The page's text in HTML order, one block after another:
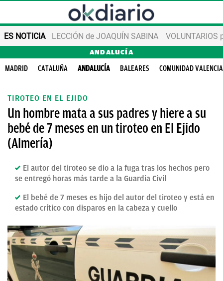
ES NOTICIA LECCIÓN de JOAQUÍN SABINA VOLUNTARIOS
ANDALUCÍA
MADRID CATALUÑA ANDALUCÍA BALEARES COMUNIDAD
TIROTEO EN EL EJIDO
Un hombre mata a sus padres y hiere a su
bebé de 7 meses en un tiroteo en El Ejido
(Almería)
El autor del tiroteo se dio a la fuga tras los hechos pero
se entregó horas más tarde a la Guardia Civil
El bebé de 7 meses es hijo del autor del tiroteo y está en
estado crítico con disparos en la cabeza y cuello